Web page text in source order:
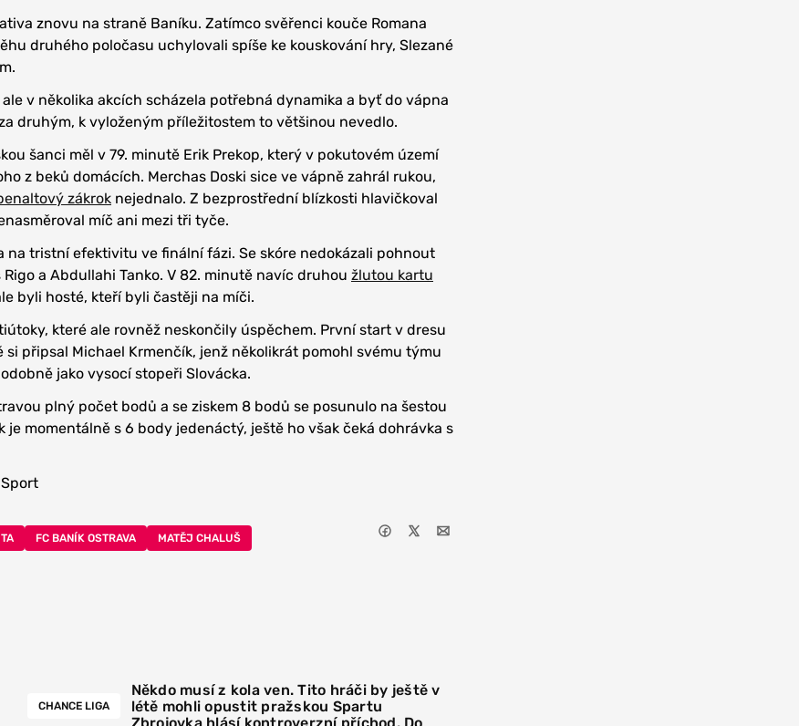
znovu na straně Baníku. Zatímco svěřenci kouče Romana
druhého poločasu uchylovali spíše ke kouskování hry, Slezané
v několika akcích scházela potřebná dynamika a byť do vápna
druhým, k vyloženým příležitostem to většinou nevedlo.
šanci měl v 79. minutě Erik Prekop, který v pokutovém území
z beků domácích. Merchas Doski sice ve vápně zahrál rukou,
zákrok nejednalo. Z bezprostřední blízkosti hlavičkoval
míč ani mezi tři tyče.
na tristní efektivitu ve finální fázi. Se skóre nedokázali pohnout
a Abdullahi Tanko. V 82. minutě navíc druhou žlutou kartu
byli hosté, kteří byli častěji na míči.
které ale rovněž neskončily úspěchem. První start v dresu
si připsal Michael Krmenčík, jenž několikrát pomohl svému týmu
jako vysocí stopeři Slovácka.
plný počet bodů a se ziskem 8 bodů se posunulo na šestou
je momentálně s 6 body jedenáctý, ještě ho však čeká dohrávka s
FC BANÍK OSTRAVA MATĚJ CHALUŠ
CHANCE LIGA
Někdo musí z kola ven. Tito hráči by ještě v
létě mohli opustit pražskou Spartu